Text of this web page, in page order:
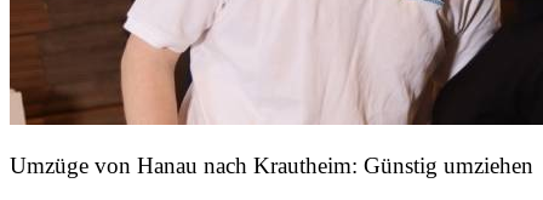
Umzüge von Hanau nach Krautheim: Günstig umziehen